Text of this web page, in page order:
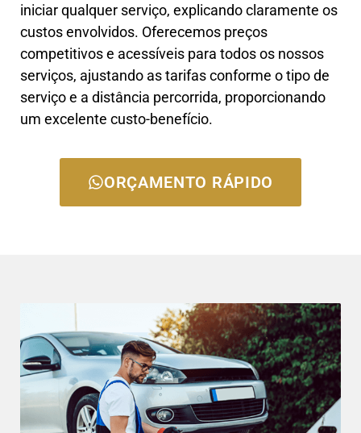
iniciar qualquer serviço, explicando claramente os
custos envolvidos. Oferecemos preços
competitivos e acessíveis para todos os nossos
serviços, ajustando as tarifas conforme o tipo de
serviço e a distância percorrida, proporcionando
um excelente custo-benefício.
ORÇAMENTO RÁPIDO